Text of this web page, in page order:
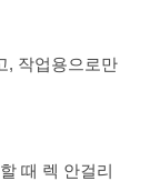
, 작업용으로만
때 렉 안걸리